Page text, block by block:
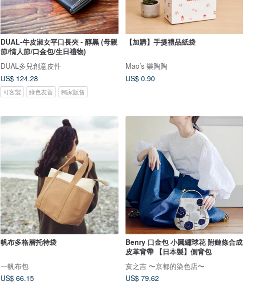
DUAL-牛皮淑女平口長夾 - 醇黑 (母親
節/情人節/口金包/生日禮物)
DUAL多兒創意皮件
US$ 124.28
可客製 綠色友善 獨家販售
【加購】手提禮品紙袋
Mao’s 樂陶陶
US$ 0.90
帆布多格層托特袋
一帆布包
US$ 66.15
Benry 口金包 小圓繡球花 附鏈條合成
皮革背帶 【日本製】側背包
亥之吉 〜京都的染色店〜
US$ 79.62